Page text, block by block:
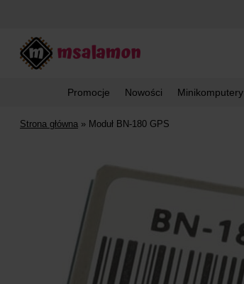
Promocje Nowości Minikomputery
Strona główna » Moduł BN-180 GPS